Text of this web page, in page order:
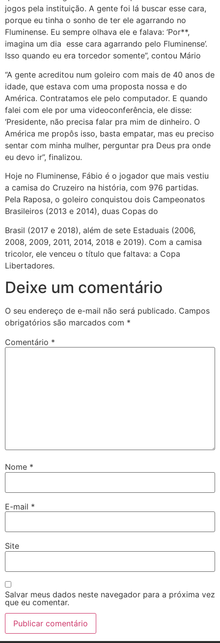
jogos pela instituição. A gente foi lá buscar esse cara,
porque eu tinha o sonho de ter ele agarrando no
Fluminense. Eu sempre olhava ele e falava: ‘Por**,
imagina um dia esse cara agarrando pelo Fluminense’.
Isso quando eu era torcedor somente”, contou Mário
“A gente acreditou num goleiro com mais de 40 anos de
idade, que estava com uma proposta nossa e do
América. Contratamos ele pelo computador. E quando
falei com ele por uma videoconferência, ele disse:
‘Presidente, não precisa falar pra mim de dinheiro. O
América me propôs isso, basta empatar, mas eu preciso
sentar com minha mulher, perguntar pra Deus pra onde
eu devo ir”, finalizou.
Hoje no Fluminense, Fábio é o jogador que mais vestiu
a camisa do Cruzeiro na história, com 976 partidas.
Pela Raposa, o goleiro conquistou dois Campeonatos
Brasileiros (2013 e 2014), duas Copas do
Brasil (2017 e 2018), além de sete Estaduais (2006,
2008, 2009, 2011, 2014, 2018 e 2019). Com a camisa
tricolor, ele venceu o título que faltava: a Copa
Libertadores.
Deixe um comentário
O seu endereço de e-mail não será publicado. Campos
obrigatórios são marcados com *
Comentário *
Nome *
E-mail *
Site
Salvar meus dados neste navegador para a próxima vez
que eu comentar.